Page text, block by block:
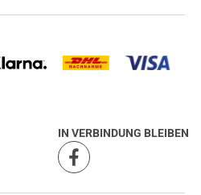
IN VERBINDUNG BLEIBEN